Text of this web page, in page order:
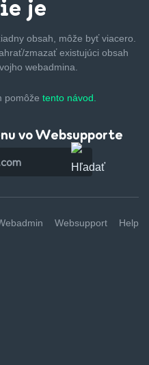
je
obsah, môže byťviacero.
zmazaťexistujúci obsah
webadmina.
pomôže tento návod.
vo Websupporte
Websupport Help